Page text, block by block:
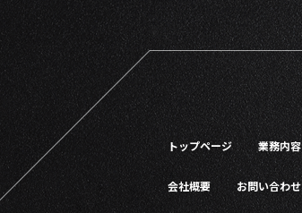
トップページ 業務内容
会社概要 お問い合わせ